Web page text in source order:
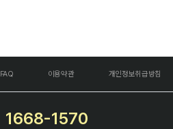
FAQ 이용약관 개인정보취급방침
1668-1570